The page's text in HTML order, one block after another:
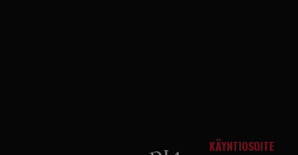
KÄYNTIOSOITE